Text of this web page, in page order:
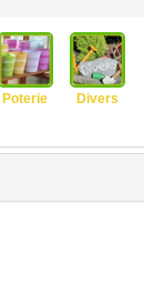
Poterie Divers